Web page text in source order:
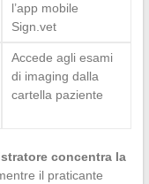
l’app mobile
Sign.vet
Accede agli esami
di imaging dalla
cartella paziente
concentra la
il praticante